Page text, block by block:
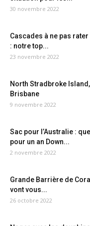
30 novembre 2022
Cascades à ne pas
: notre top...
23 novembre 2022
North Stradbroke
Brisbane
9 novembre 2022
Sac pour l’Australie :
pour un an Down...
2 novembre 2022
Grande Barrière de
vont vous...
26 octobre 2022